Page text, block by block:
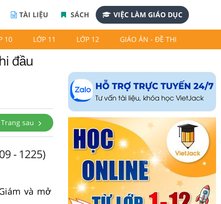
TÀI LIỆU SÁCH VIỆC LÀM GIÁO DỤC
10 LỚP 11 LỚP 12 GIÁO ÁN - ĐỀ THI
đầu
Trang sau
- 1225)
và mở